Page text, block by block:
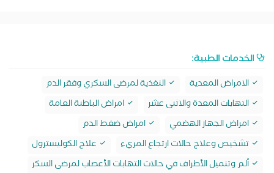
الخدمات الطبية:
الامراض المعدية
التغذية لمرضى السكري وفقر الدم
التهابات المعدة والاثنى عشر
امراض الباطنة العامة
امراض الجهاز الهضمي
امراض ضغط الدم
تشخيص وعلاج حالات ارتجاع المريء
علاج الكوليسترول
ألم وتنميل الأطراف في حالات التهابات الأعصاب لمرضى السكر